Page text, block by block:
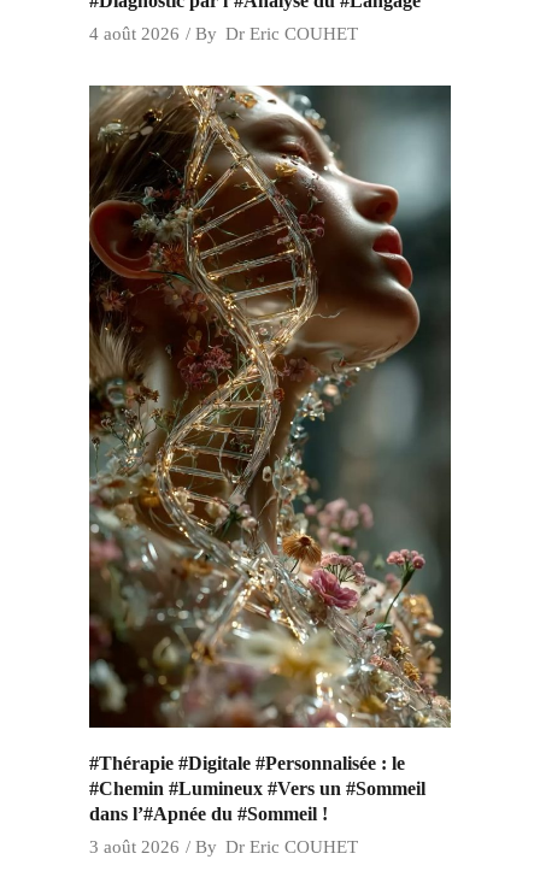
4 août 2026 By Dr Eric COUHET
#Thérapie #Digitale #Personnalisée : le
#Chemin #Lumineux #Vers un #Sommeil
dans l’#Apnée du #Sommeil !
3 août 2026 By Dr Eric COUHET